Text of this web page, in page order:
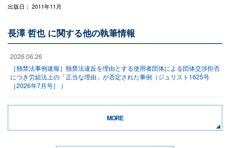
出版日： 2011年11月
長澤 哲也 に関する他の執筆情報
2026.06.26
［独禁法事例速報］独禁法違反を理由とする使用者団体による団体交渉拒否
につき労組法上の「正当な理由」が否定された事例（ジュリスト1625号
［2026年7月号］ ）
MORE